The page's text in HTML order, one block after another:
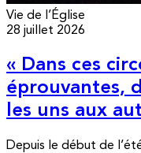
Vie de l’Église
28 juillet 2026
« Dans ces
éprouvantes,
les uns aux
Depuis le début de